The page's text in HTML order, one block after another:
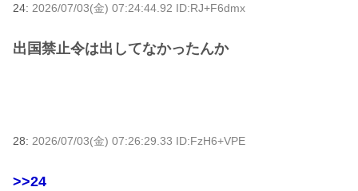
24: 2026/07/03(金) 07:24:44.92 ID:RJ+F6dmx
出国禁止令は出してなかったんか
28: 2026/07/03(金) 07:26:29.33 ID:FzH6+VPE
>>24